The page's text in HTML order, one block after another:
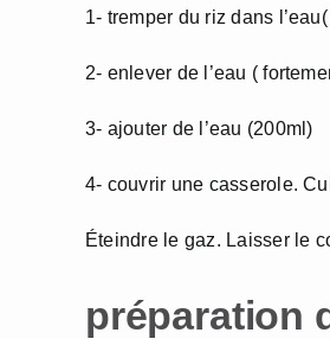
1- tremper du riz dans
2- enlever de l’eau (
3- ajouter de l’eau (200ml)
4- couvrir une casserole.
Éteindre le gaz. Laisser le
préparation